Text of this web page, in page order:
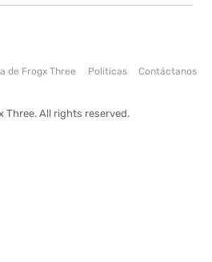
de Frogx Three Politicas Contáctanos
Three. All rights reserved.